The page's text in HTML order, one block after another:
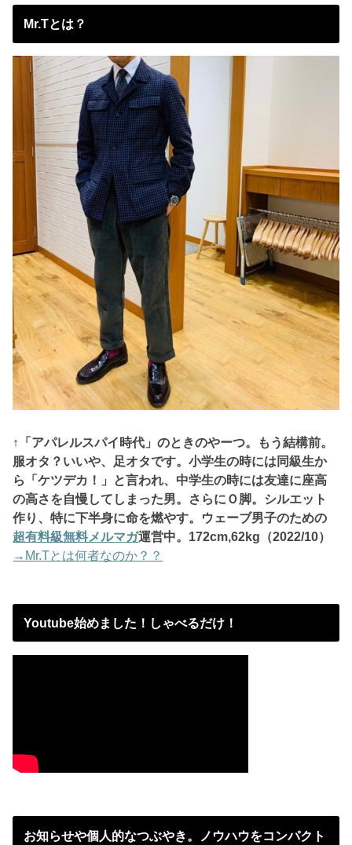
Mr.Tとは？
↑「アパレルスパイ時代」のときのやーつ。もう結構前。
服オタ？いいや、 足オタです。小学生の時には同級生か
ら「ケツデカ！」と言われ、中学生の時には友達に座高
の高さを自慢してしまった男。さらにＯ脚。シルエット
作り、特に下半身に命を燃やす。ウェーブ男子のための
超有料級無料メルマガ運営中。172cm,62kg（2022/10）
→Mr.Tとは何者なのか？？
Youtube始めました！しゃべるだけ！
お知らせや個人的なつぶやき。ノウハウをコンパクト